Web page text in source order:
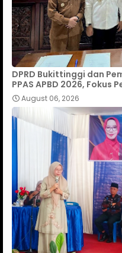
DPRD Bukittinggi dan
PPAS APBD 2026,
August 06, 2026